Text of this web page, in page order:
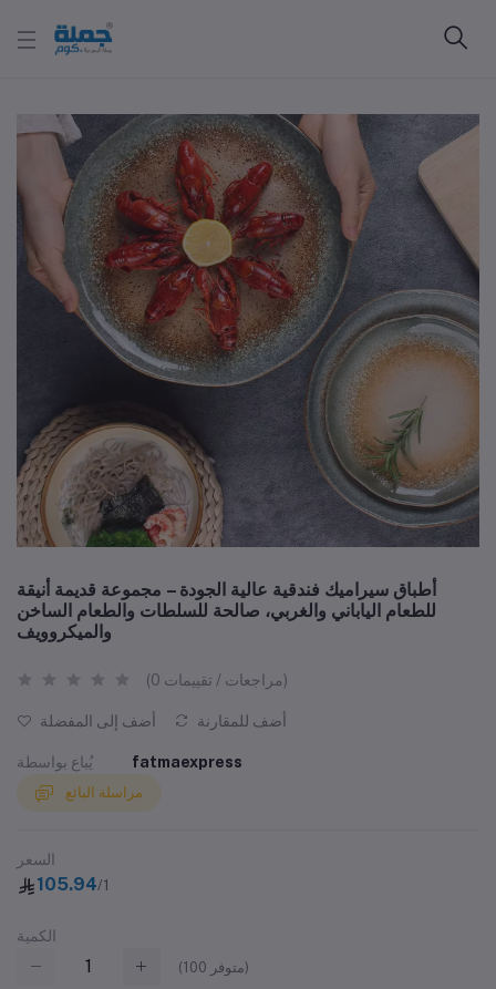
أطباق سيراميك فندقية عالية الجودة – مجموعة قديمة أنيقة
للطعام الياباني والغربي، صالحة للسلطات والطعام الساخن
والميكروويف
(0 مراجعات / تقييمات)
أضف إلى المفضلة أضف للمقارنة
يُباع بواسطة fatmaexpress
مراسلة البائع
السعر
105.94/1
الكمية
(100 متوفر)